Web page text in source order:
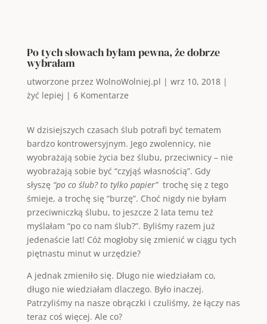
Po tych słowach byłam pewna, że dobrze
wybrałam
utworzone przez WolnoWolniej.pl | wrz 10, 2018|
żyć lepiej | 6 Komentarze
W dzisiejszych czasach ślub potrafi być tematem
bardzo kontrowersyjnym. Jego zwolennicy, nie
wyobrażają sobie życia bez ślubu, przeciwnicy – nie
wyobrażają sobie być “czyjąś własnością”. Gdy
słyszę “po co ślub? to tylko papier” trochę się z tego
śmieje, a trochę się “burzę”. Choć nigdy nie byłam
przeciwniczką ślubu, to jeszcze 2 lata temu też
myślałam “po co nam ślub?”. Byliśmy razem już
jedenaście lat! Cóż mogłoby się zmienić w ciągu tych
piętnastu minut w urzędzie?
A jednak zmieniło się. Długo nie wiedziałam co,
długo nie wiedziałam dlaczego. Było inaczej.
Patrzyliśmy na nasze obrączki i czuliśmy, że łączy nas
teraz coś więcej. Ale co?